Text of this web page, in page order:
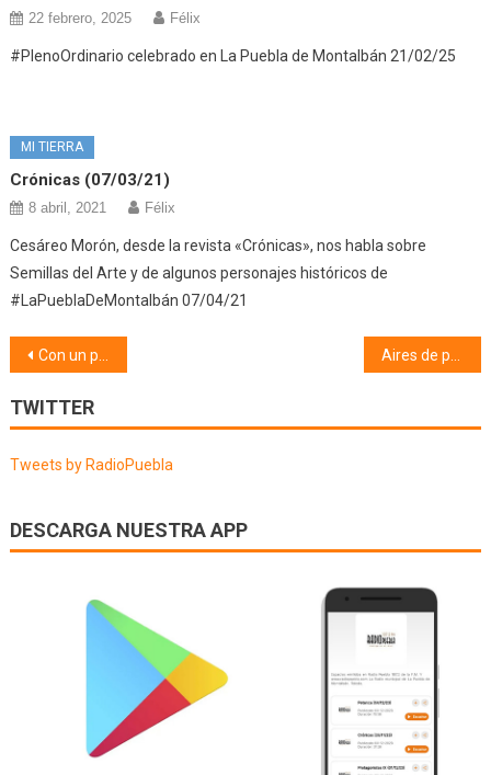
22 febrero, 2025 Félix
#PlenoOrdinario celebrado en La Puebla de Montalbán 21/02/25
MI TIERRA
Crónicas (07/03/21)
8 abril, 2021 Félix
Cesáreo Morón, desde la revista «Crónicas», nos habla sobre
Semillas del Arte y de algunos personajes históricos de
#LaPueblaDeMontalbán 07/04/21
Navegación
de
entradas
Con un par de pelotas (01/12/25)
TWITTER
Tweets by RadioPuebla
DESCARGA NUESTRA APP